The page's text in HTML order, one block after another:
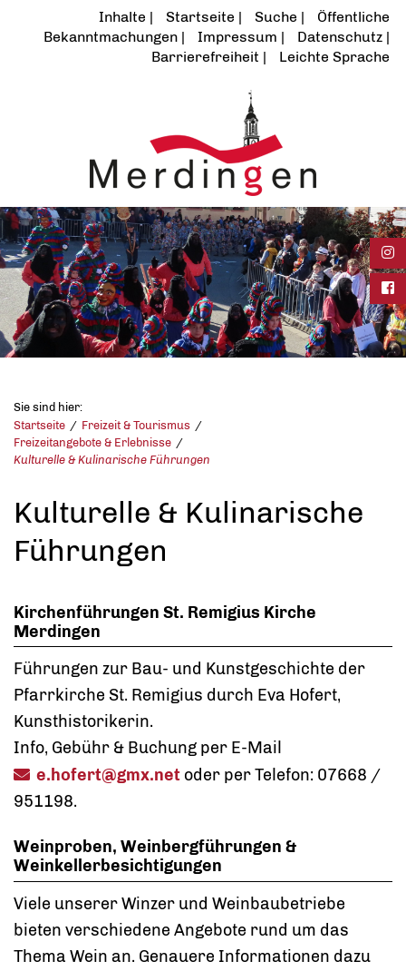
Inhalte Startseite Suche
Öffentliche
Bekanntmachungen
Impressum
Datenschutz
Barrierefreiheit
Leichte Sprache
Sie sind hier:
Startseite
Freizeit & Tourismus
Freizeitangebote & Erlebnisse
Kulturelle & Kulinarische Führungen
Kulturelle & Kulinarische
Führungen
Kirchenführungen St. Remigius Kirche
Merdingen
Führungen zur Bau- und Kunstgeschichte der
Pfarrkirche St. Remigius durch Eva Hofert,
Kunsthistorikerin.
Info, Gebühr & Buchung per E-Mail
e.hofert@gmx.net oder per Telefon: 07668 /
951198.
Weinproben, Weinbergführungen &
Weinkellerbesichtigungen
Viele unserer Winzer und Weinbaubetriebe
bieten verschiedene Angebote rund um das
Thema Wein an. Genauere Informationen dazu